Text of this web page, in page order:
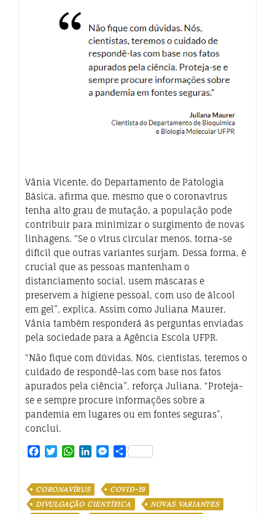
Vânia Vicente, do Departamento de Patologia
Básica, afirma que, mesmo que o coronavírus
tenha alto grau de mutação, a população pode
contribuir para minimizar o surgimento de novas
linhagens. “Se o vírus circular menos, torna-se
difícil que outras variantes surjam. Dessa forma, é
crucial que as pessoas mantenham o
distanciamento social, usem máscaras e
preservem a higiene pessoal, com uso de álcool
em gel”, explica. Assim como Juliana Maurer,
Vânia também responderá às perguntas enviadas
pela sociedade para a Agência Escola UFPR.
“Não fique com dúvidas. Nós, cientistas, teremos o
cuidado de respondê-las com base nos fatos
apurados pela ciência”, reforça Juliana. “Proteja-
se e sempre procure informações sobre a
pandemia em lugares ou em fontes seguras”,
conclui.
Facebook
TwitterWhatsApp
LinkedInMessenger
Share
CORONAVÍRUS
COVID-19
DIVULGAÇÃO CIENTÍFICA
NOVAS VARIANTES